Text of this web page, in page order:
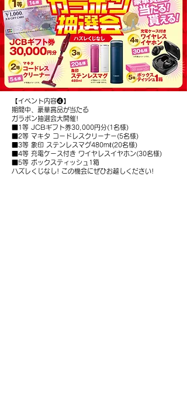
【イベント内容❹】
期間中、豪華賞品が当たる
ガラポン抽選会大開催!
■1等 JCBギフト券30,000円分(1名様)
■2等 マキタ コードレスクリーナー(5名様)
■3等 象印 ステンレスマグ480mℓ(20名様)
■4等 充電ケース付き ワイヤレスイヤホン(30名様)
■5等 ボックスティッシュ1箱
ハズレくじなし! この機会にぜひお越しください!